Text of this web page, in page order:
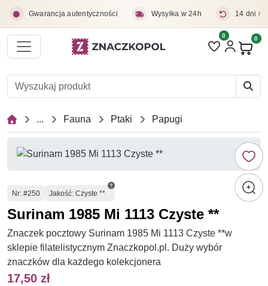
Gwarancja autentyczności Wysyłka w 24h 14 dni
Liczba pozycji
0 0
... Fauna Ptaki Papugi
Numer
Nr: #250 Jakość: Czyste **
Surinam 1985 Mi 1113 Czyste **
Znaczek pocztowy Surinam 1985 Mi 1113 Czyste **w
sklepie filatelistycznym Znaczkopol.pl. Duży wybór
znaczków dla każdego kolekcjonera
17,50 zł